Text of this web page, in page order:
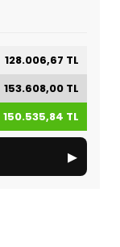
128.006,67 TL
153.608,00 TL
150.535,84 TL
▸